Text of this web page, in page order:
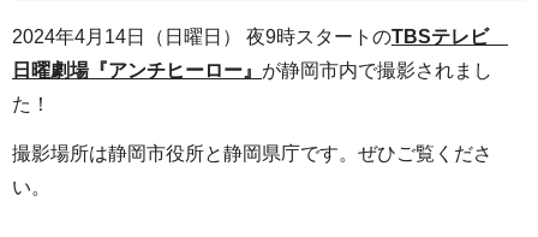
2024年4月14日（日曜日） 夜9時スタートのTBSテレビ
日曜劇場『アンチヒーロー』 が静岡市内で撮影されまし
た！
撮影場所は静岡市役所と静岡県庁です。ぜひご覧くださ
い。